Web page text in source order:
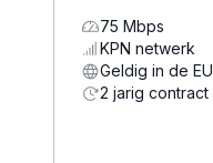
75 Mbps
KPN netwerk
Geldig in de EU
2 jarig contract